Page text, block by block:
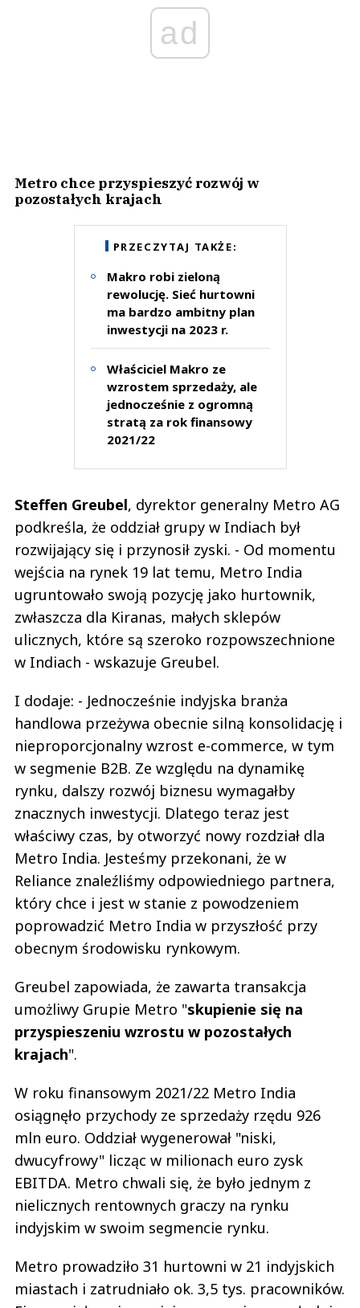
ad
Metro chce przyspieszyć rozwój w
pozostałych krajach
PRZECZYTAJ TAKŻE:
Makro robi zieloną
rewolucję. Sieć hurtowni
ma bardzo ambitny plan
inwestycji na 2023 r.
Właściciel Makro ze
wzrostem sprzedaży, ale
jednocześnie z ogromną
stratą za rok finansowy
2021/22
Steffen Greubel, dyrektor generalny Metro AG
podkreśla, że oddział grupy w Indiach był
rozwijający się i przynosił zyski. - Od momentu
wejścia na rynek 19 lat temu, Metro India
ugruntowało swoją pozycję jako hurtownik,
zwłaszcza dla Kiranas, małych sklepów
ulicznych, które są szeroko rozpowszechnione
w Indiach - wskazuje Greubel.
I dodaje: - Jednocześnie indyjska branża
handlowa przeżywa obecnie silną konsolidację i
nieproporcjonalny wzrost e-commerce, w tym
w segmenie B2B. Ze względu na dynamikę
rynku, dalszy rozwój biznesu wymagałby
znacznych inwestycji. Dlatego teraz jest
właściwy czas, by otworzyć nowy rozdział dla
Metro India. Jesteśmy przekonani, że w
Reliance znaleźliśmy odpowiedniego partnera,
który chce i jest w stanie z powodzeniem
poprowadzić Metro India w przyszłość przy
obecnym środowisku rynkowym.
Greubel zapowiada, że zawarta transakcja
umożliwy Grupie Metro "skupienie się na
przyspieszeniu wzrostu w pozostałych
krajach".
W roku finansowym 2021/22 Metro India
osiągnęło przychody ze sprzedaży rzędu 926
mln euro. Oddział wygenerował "niski,
dwucyfrowy" licząc w milionach euro zysk
EBITDA. Metro chwali się, że było jednym z
nielicznych rentownych graczy na rynku
indyjskim w swoim segmencie rynku.
Metro prowadziło 31 hurtowni w 21 indyjskich
miastach i zatrudniało ok. 3,5 tys. pracowników.